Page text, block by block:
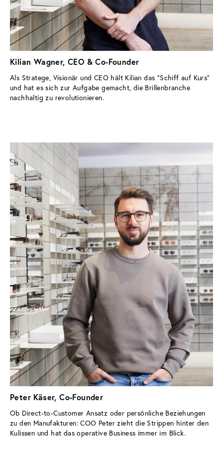
Kilian Wagner, CEO & Co-Founder
Als Stratege, Visionär und CEO hält Kilian das “Schiff auf Kurs”
und hat es sich zur Aufgabe gemacht, die Brillenbranche
nachhaltig zu revolutionieren.
Peter Käser, Co-Founder
Ob Direct-to-Customer Ansatz oder persönliche Beziehungen
zu den Manufakturen: COO Peter zieht die Strippen hinter den
Kulissen und hat das operative Business immer im Blick.